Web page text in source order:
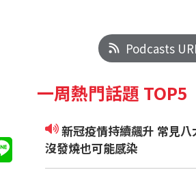
Podcasts
一周熱門話題 TOP5
新冠疫情持續飆升 常見八大症狀
沒發燒也可能感染